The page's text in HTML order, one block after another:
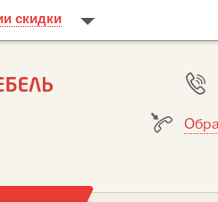
скидки